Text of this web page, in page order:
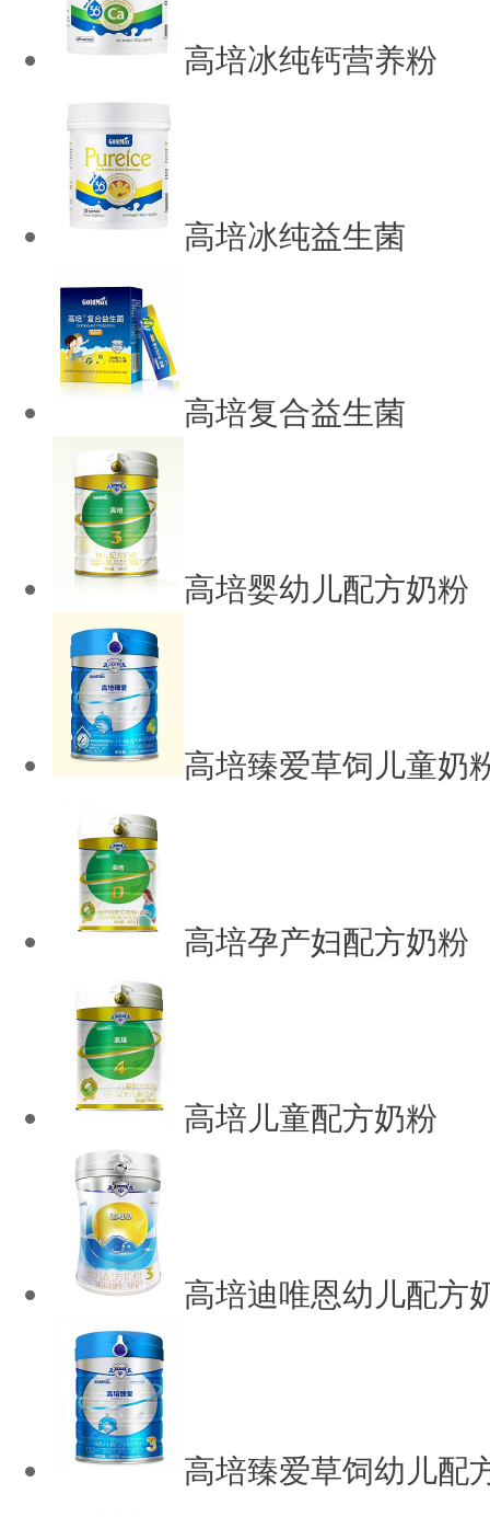
高培冰纯钙营养粉
高培冰纯益生菌
高培复合益生菌
高培婴幼儿配方奶粉
高培臻爱草饲儿童奶
高培孕产妇配方奶粉
高培儿童配方奶粉
高培迪唯恩幼儿配方
高培臻爱草饲幼儿配